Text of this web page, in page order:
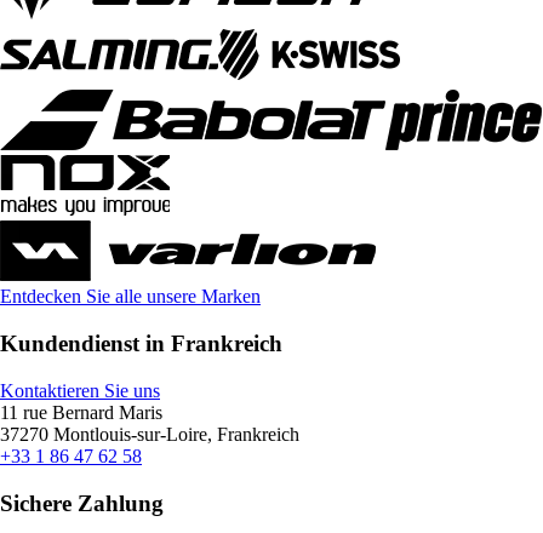
Entdecken Sie alle unsere Marken
Kundendienst in Frankreich
Kontaktieren Sie uns
11 rue Bernard Maris
37270 Montlouis-sur-Loire, Frankreich
+33 1 86 47 62 58
Sichere Zahlung